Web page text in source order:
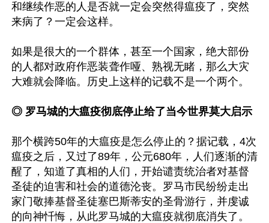
和继续作恶的人是否就一定会突然得瘟疫了，突然
来病了？一定会这样。
如果是很大的一个群体，甚至一个国家，绝大部份
的人都对政府作恶装聋作哑、熟视无睹，那么大灾
大难就会降临。历史上这样的记载不是一个两个。
◎ 罗马城的大瘟疫彻底停止给了当今世界莫大启示
那个横跨50年的大瘟疫是怎么停止的？据记载，4次
瘟疫之后，又过了89年，公元680年，人们逐渐的清
醒了，知道了真相的人们，开始谴责统治者对基督
圣徒的迫害和社会的道德沦丧。罗马市民纷纷走出
家门敬捧基督圣徒塞巴斯蒂安的圣骨游行，并虔诚
的向神忏悔，从此罗马城的大瘟疫就彻底消失了。